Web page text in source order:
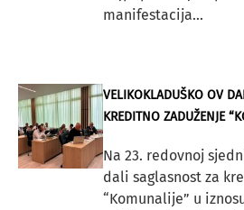
manifestacija...
VELIKOKLADUŠKO OV
KREDITNO ZADUŽENJE
Na 23. redovnoj
dali saglasnost za
“Komunalije” u